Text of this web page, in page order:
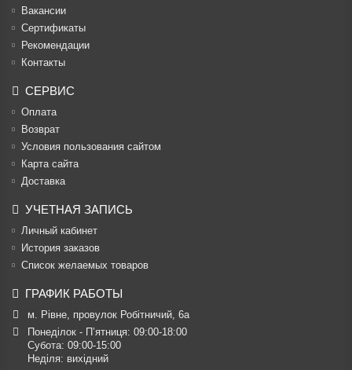
Вакансии
Cертификаты
Рекомендации
Контакты
СЕРВИС
Оплата
Возврат
Условия пользования сайтом
Карта сайта
Доставка
УЧЕТНАЯ ЗАПИСЬ
Личный кабинет
История заказов
Список желаемых товаров
ГРАФИК РАБОТЫ
м. Рівне, провулок Робітничий, 6а
Понеділок - П’ятниця: 09:00-18:00
Субота: 09:00-15:00
Неділя: вихідний